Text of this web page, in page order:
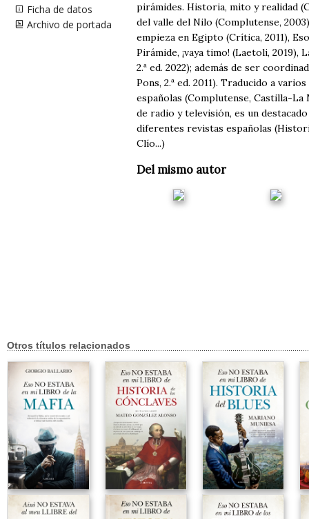
Ficha de datos
Archivo de portada
pirámides. Historia, mito y realidad
del valle del Nilo (Complutense,
empieza en Egipto (Crítica, 2011),
Pirámide, ¡vaya timo! (Laetoli, 2019),
2.ª ed. 2022); además de ser
Pons, 2.ª ed. 2011). Traducido a
españolas (Complutense, Castilla-
de radio y televisión, es un
diferentes revistas españolas
Clío...)
Del mismo autor
Otros títulos relacionados